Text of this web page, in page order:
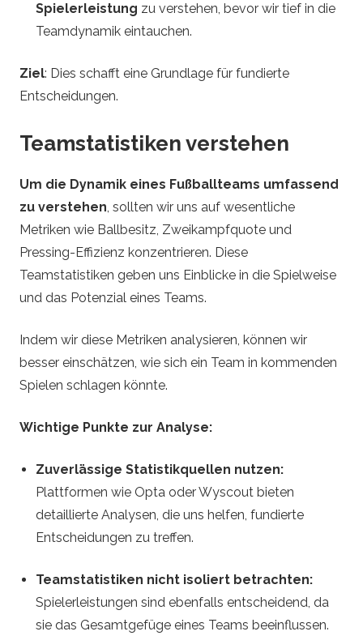
Spielerleistung zu verstehen, bevor wir tief in die
Teamdynamik eintauchen.
Ziel: Dies schafft eine Grundlage für fundierte
Entscheidungen.
Teamstatistiken verstehen
Um die Dynamik eines Fußballteams umfassend
zu verstehen, sollten wir uns auf wesentliche
Metriken wie Ballbesitz, Zweikampfquote und
Pressing-Effizienz konzentrieren. Diese
Teamstatistiken geben uns Einblicke in die Spielweise
und das Potenzial eines Teams.
Indem wir diese Metriken analysieren, können wir
besser einschätzen, wie sich ein Team in kommenden
Spielen schlagen könnte.
Wichtige Punkte zur Analyse:
Zuverlässige Statistikquellen nutzen:
Plattformen wie Opta oder Wyscout bieten
detaillierte Analysen, die uns helfen, fundierte
Entscheidungen zu treffen.
Teamstatistiken nicht isoliert betrachten:
Spielerleistungen sind ebenfalls entscheidend, da
sie das Gesamtgefüge eines Teams beeinflussen.